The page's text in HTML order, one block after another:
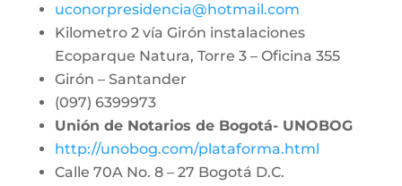
uconorpresidencia@hotmail.com
Kilometro 2 vía Girón instalaciones
Ecoparque Natura, Torre 3 – Oficina 355
Girón – Santander
(097) 6399973
Unión de Notarios de Bogotá- UNOBOG
http://unobog.com/plataforma.html
Calle 70A No. 8 – 27 Bogotá D.C.